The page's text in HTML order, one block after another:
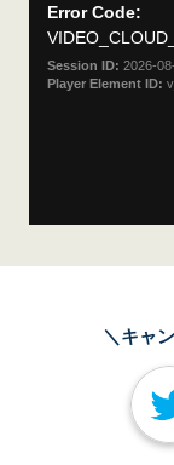
modal
Error Code:
Session ID: 2026-
Player Element ID:
＼キャ